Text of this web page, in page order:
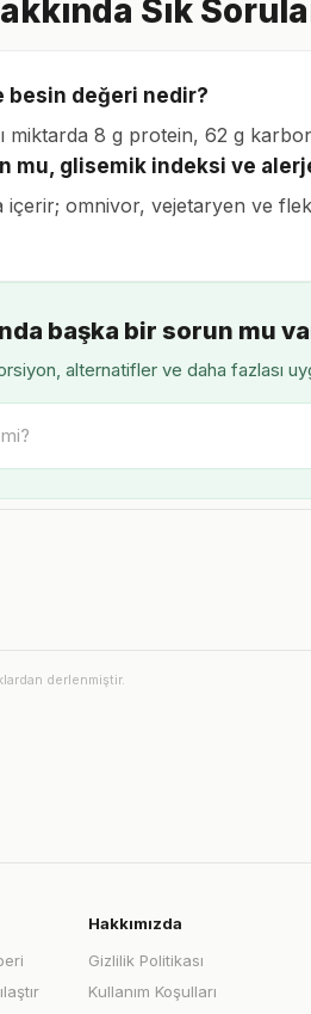
Sık
besin değeri nedir?
miktarda 8 g protein, 62 g
mu, glisemik indeksi ve
içerir; omnivor, vejetaryen ve
başka bir sorun mu
alternatifler ve daha fazlası
derlenmiştir.
Hakkımızda
Gizlilik Politikası
Kullanım Koşulları